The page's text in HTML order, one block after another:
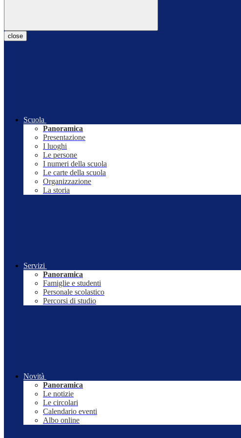
close
Scuola
Panoramica
Presentazione
I luoghi
Le persone
I numeri della scuola
Le carte della scuola
Organizzazione
La storia
Servizi
Panoramica
Famiglie e studenti
Personale scolastico
Percorsi di studio
Novità
Panoramica
Le notizie
Le circolari
Calendario eventi
Albo online